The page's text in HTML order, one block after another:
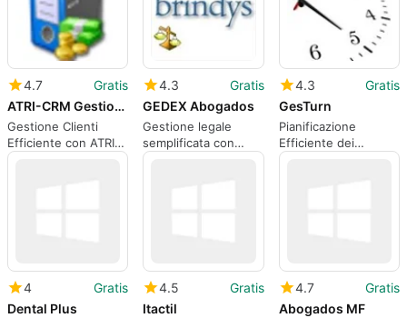
4.7
Gratis
ATRI-CRM Gestion de Clientes
Gestione Clienti
Efficiente con ATRI-
CRM
4.3
Gratis
GEDEX Abogados
Gestione legale
semplificata con
GEDEX Abogados
4.3
Gratis
GesTurn
Pianificazione
Efficiente dei
Dipendenti con
4
Gratis
Dental Plus
4.5
Gratis
Itactil
4.7
Gratis
Abogados MF